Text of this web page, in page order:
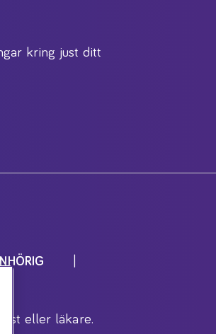
kring just ditt
eller läkare.